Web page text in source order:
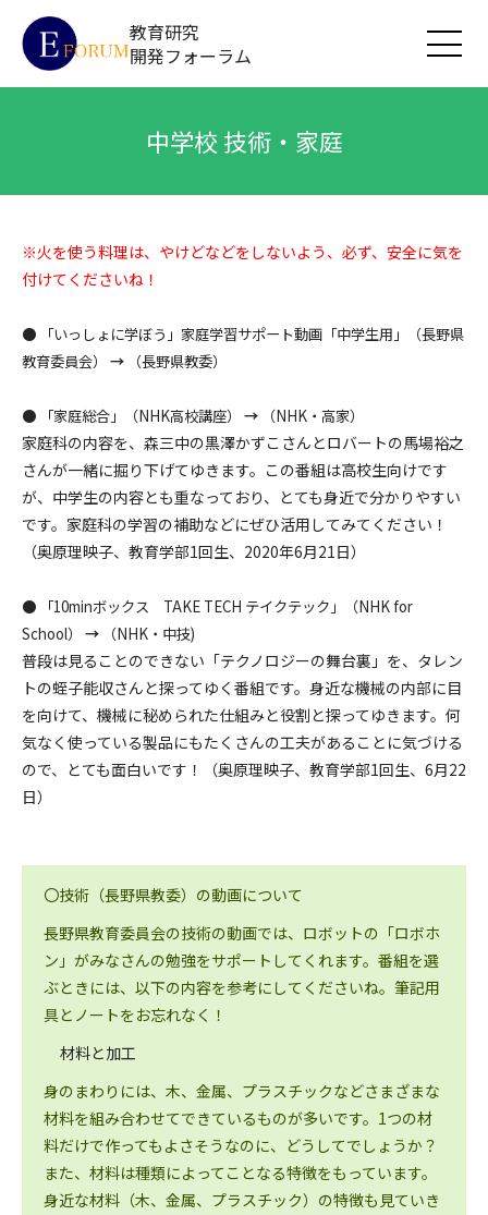
教育研究
開発フォーラム
中学校 技術・家庭
※火を使う料理は、やけどなどをしないよう、必ず、安全に気を
付けてくださいね！
●
「いっしょに学ぼう」家庭学習サポート動画「中学生用」（長野県
教育委員会）
→ （長野県教委）
● 「家庭総合」（NHK高校講座） → （NHK・高家）
家庭科の内容を、森三中の黒澤かずこさんとロバートの馬場裕之
さんが一緒に掘り下げてゆきます。この番組は高校生向けです
が、中学生の内容とも重なっており、とても身近で分かりやすい
です。家庭科の学習の補助などにぜひ活用してみてください！
（奥原理映子、教育学部1回生、2020年6月21日）
●
「10minボックス TAKE TECH テイクテック」（NHK for
School）
→ （NHK・中技)
普段は見ることのできない「テクノロジーの舞台裏」を、タレン
トの蛭子能収さんと探ってゆく番組です。身近な機械の内部に目
を向けて、機械に秘められた仕組みと役割と探ってゆきます。何
気なく使っている製品にもたくさんの工夫があることに気づける
ので、とても面白いです！（奥原理映子、教育学部1回生、6月22
日）
〇技術（長野県教委）の動画について
長野県教育委員会の技術の動画では、ロボットの「ロボホ
ン」がみなさんの勉強をサポートしてくれます。番組を選
ぶときには、以下の内容を参考にしてくださいね。筆記用
具とノートをお忘れなく！
材料と加工
身のまわりには、木、金属、プラスチックなどさまざまな
材料を組み合わせてできているものが多いです。1つの材
料だけで作ってもよさそうなのに、どうしてでしょうか？
また、材料は種類によってことなる特徴をもっています。
身近な材料（木、金属、プラスチック）の特徴も見ていき